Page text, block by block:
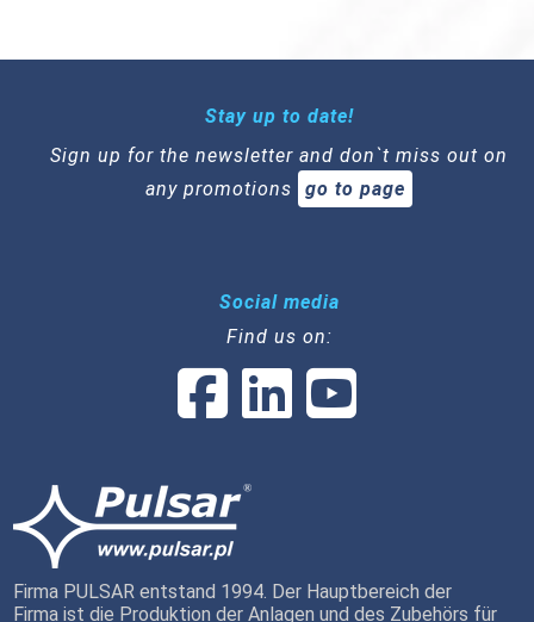
Stay up to date!
Sign up for the newsletter and don`t miss out on
any promotions
go to page
Social media
Find us on:
Firma PULSAR entstand 1994. Der Hauptbereich der
Firma ist die Produktion der Anlagen und des Zubehörs für